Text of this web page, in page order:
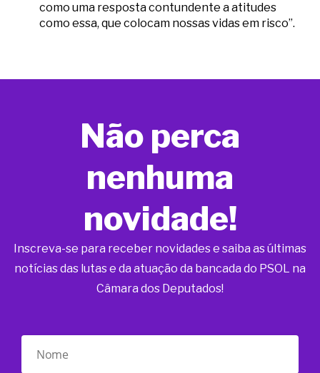
como uma resposta contundente a atitudes
como essa, que colocam nossas vidas em risco”.
Não perca
nenhuma
novidade!
Inscreva-se para receber novidades e saiba as últimas
notícias das lutas e da atuação da bancada do PSOL na
Câmara dos Deputados!